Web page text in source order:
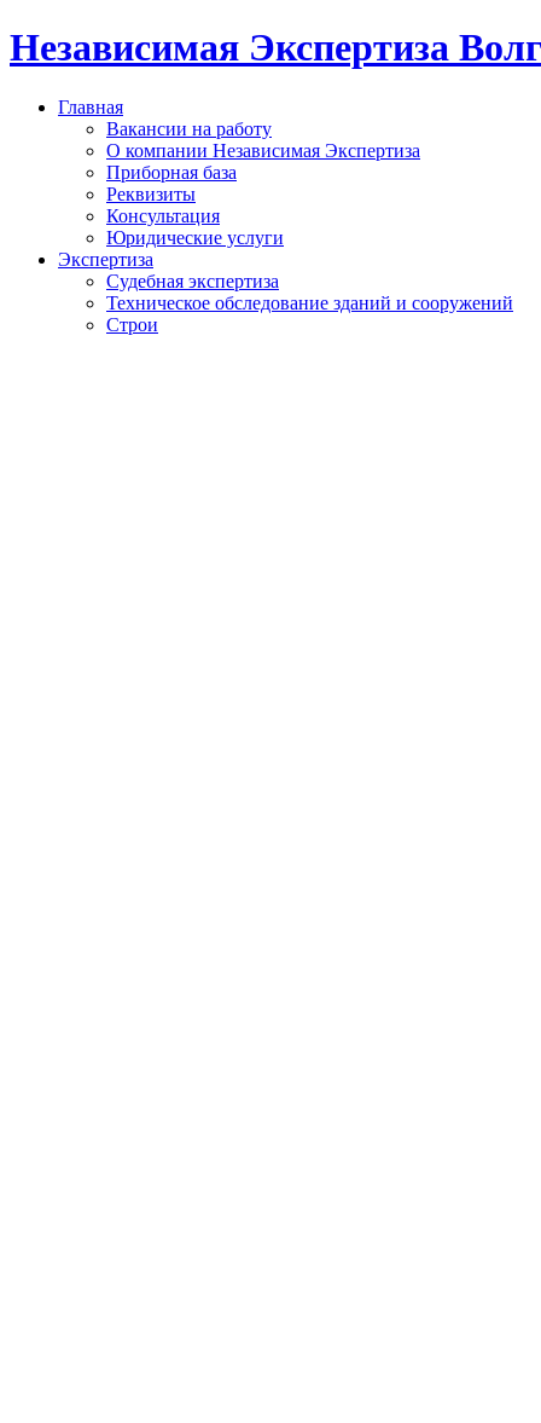
Независимая Экспертиза
Главная
Вакансии на работу
О компании Независимая Экспертиза
Приборная база
Реквизиты
Консультация
Юридические услуги
Экспертиза
Судебная экспертиза
Техническое обследование зданий и сооружений
Строи